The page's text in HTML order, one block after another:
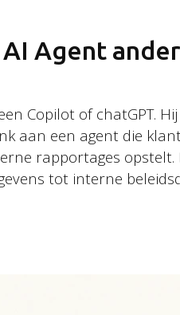
Agent
Copilot of chatGPT.
aan een agent die
rapportages
tot interne